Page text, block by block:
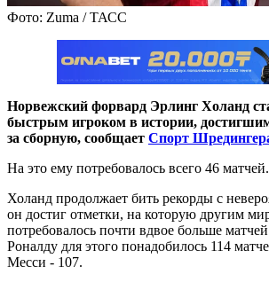
Фото: Zuma / ТАСС
Норвежский форвард Эрлинг Холанд
быстрым игроком в истории,
за сборную, сообщает Спорт
На это ему потребовалось всего 46 матчей.
Холанд продолжает бить рекорды с
он достиг отметки, на которую другим
потребовалось почти вдвое больше
Роналду для этого понадобилось 114
Месси - 107.